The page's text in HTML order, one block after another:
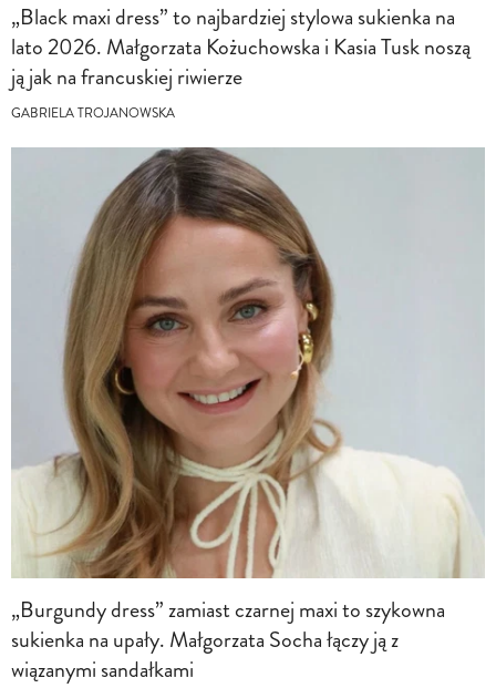
„Black maxi dress” to najbardziej stylowa sukienka na
lato 2026. Małgorzata Kożuchowska i Kasia Tusk noszą
ją jak na francuskiej riwierze
GABRIELA TROJANOWSKA
„Burgundy dress” zamiast czarnej maxi to szykowna
sukienka na upały. Małgorzata Socha łączy ją z
wiązanymi sandałkami